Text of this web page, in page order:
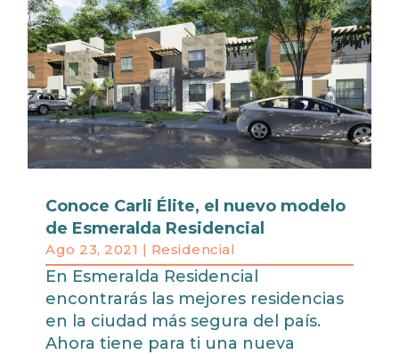
Conoce Carli Élite, el nuevo modelo
de Esmeralda Residencial
Ago 23, 2021 | Residencial
En Esmeralda Residencial
encontrarás las mejores residencias
en la ciudad más segura del país.
Ahora tiene para ti una nueva